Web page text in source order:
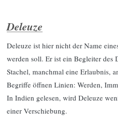
Deleuze
Deleuze ist hier nicht der Name
werden soll. Er ist ein Begleiter des
Stachel, manchmal eine Erlaubnis,
Begriffe öffnen Linien: Werden,
In Indien gelesen, wird Deleuze
einer Verschiebung.